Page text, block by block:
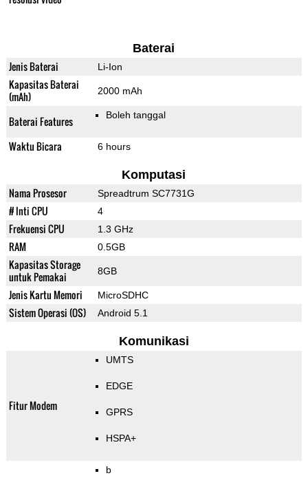
Baterai
Jenis Baterai Li-Ion
Kapasitas Baterai
(mAh)
2000 mAh
Baterai Features Boleh tanggal
Waktu Bicara 6 hours
Komputasi
Nama Prosesor Spreadtrum SC7731G
# Inti CPU 4
Frekuensi CPU 1.3 GHz
RAM 0.5GB
Kapasitas Storage
untuk Pemakai
8GB
Jenis Kartu Memori MicroSDHC
Sistem Operasi (OS) Android 5.1
Komunikasi
Fitur Modem
UMTS
EDGE
GPRS
HSPA+
b